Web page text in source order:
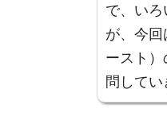
で、い
が、今
ースト
問してい